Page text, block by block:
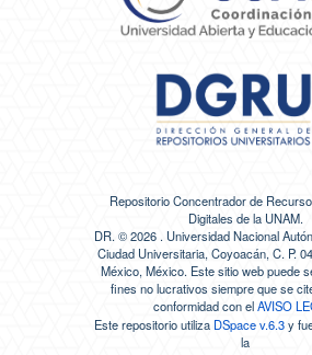
Repositorio Concentrador de
Digitales de la UNAM.
DR. ©2026 . Universidad Nacional
Ciudad Universitaria, Coyoacán, C. P.
México, México. Este sitio web puede
fines no lucrativos siempre que se
conformidad con elAVISO
Este repositorio utiliza DSpace v.6.3y
la